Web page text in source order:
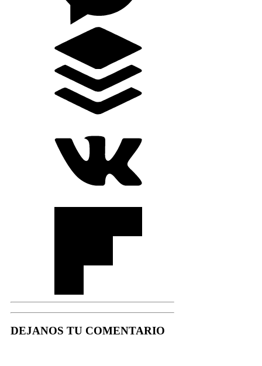
DEJANOS TU COMENTARIO